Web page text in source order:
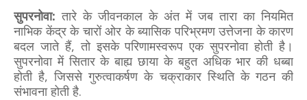
सुपरनोवा: तारे के जीवनकाल के अंत में जब तारा का नियमित
नाभिक केंद्र के चारों ओर के ब्यासिक परिभ्रमण उत्तेजना के कारण
बदल जाते हैं, तो इसके परिणामस्वरूप एक सुपरनोवा होती है।
सुपरनोवा में सितार के बाह्य छाया के बहुत अधिक भार की धब्बा
होती है, जिससे गुरुत्वाकर्षण के चक्राकार स्थिति के गठन की
संभावना होती है.